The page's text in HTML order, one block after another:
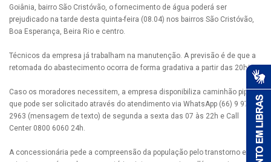
Goiânia, bairro São Cristóvão, o fornecimento de água poderá ser
prejudicado na tarde desta quinta-feira (08.04) nos bairros São Cristóvão,
Boa Esperança, Beira Rio e centro.
Técnicos da empresa já trabalham na manutenção. A previsão é de que a
retomada do abastecimento ocorra de forma gradativa a partir das 20h30.
Caso os moradores necessitem, a empresa disponibiliza caminhão pipa,
que pode ser solicitado através do atendimento via WhatsApp (66) 9 9724-
2963 (mensagem de texto) de segunda a sexta das 07 às 22h e Call
Center 0800 6060 24h.
A concessionária pede a compreensão da população pelo transtorno e